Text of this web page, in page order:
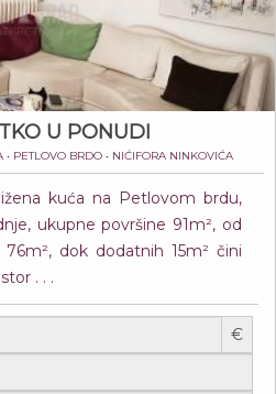
U PONUDI
• PETLOVO BRDO • NIĆIFORA NINKOVIĆA
kuća na Petlovom brdu,
ukupne površine 91m², od
dok dodatnih 15m² čini
. . .
€